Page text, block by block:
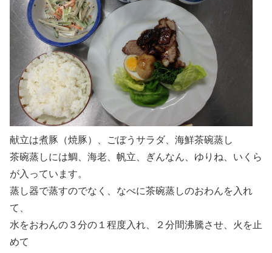
献立は煮豚（焼豚）、ごぼうサラダ、海鮮茶碗蒸し
茶碗蒸しには鯛、海老、帆立、ぎんなん、ゆりね、いくら
が入っています。
蒸し器で蒸すのでなく、なべに茶碗蒸しのおわんを入れ
て、
水をおわんの３分の１程度入れ、２分間沸騰させ、火を止
めて